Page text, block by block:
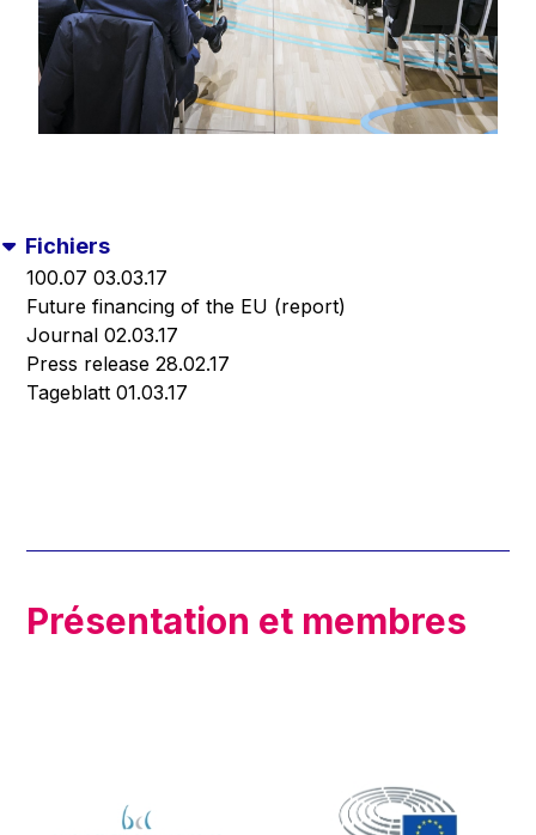
Fichiers
100.07 03.03.17
Future financing of the EU (report)
Journal 02.03.17
Press release 28.02.17
Tageblatt 01.03.17
Présentation et membres